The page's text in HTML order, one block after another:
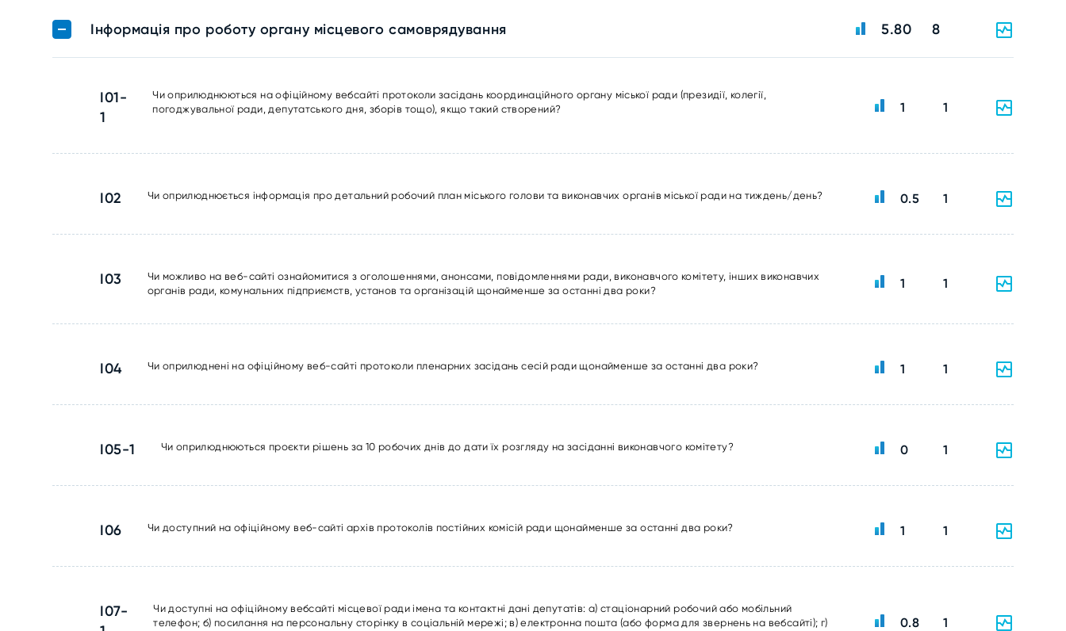
Інформація про роботу органу місцевого самоврядування 5.80 8
I01-
1
Чи оприлюднюються на офіційному вебсайті протоколи засідань координаційного органу міської ради (президії, колегії,
погоджувальної ради, депутатського дня, зборів тощо), якщо такий створений?
1 1
I02 Чи оприлюднюється інформація про детальний робочий план міського голови та виконавчих органів міської ради на тиждень/день? 0.5 1
I03
Чи можливо на веб-сайті ознайомитися з оголошеннями, анонсами, повідомленнями ради, виконавчого комітету, інших виконавчих
органів ради, комунальних підприємств, установ та організацій щонайменше за останні два роки?
1 1
I04 Чи оприлюднені на офіційному веб-сайті протоколи пленарних засідань сесій ради щонайменше за останні два роки? 1 1
I05-1 Чи оприлюднюються проєкти рішень за 10 робочих днів до дати їх розгляду на засіданні виконавчого комітету? 0 1
I06 Чи доступний на офіційному веб-сайті архів протоколів постійних комісій ради щонайменше за останні два роки? 1 1
I07-
Чи доступні на офіційному вебсайті місцевої ради імена та контактні дані депутатів: а) стаціонарний робочий або мобільний
телефон; б) посилання на персональну сторінку в соціальній мережі; в) електронна пошта (або форма для звернень на вебсайті); г)
0.8 1